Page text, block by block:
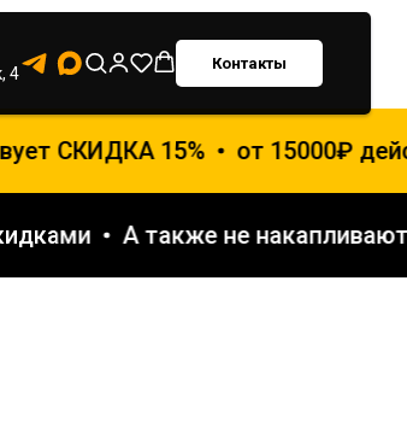
4
Контакты
СКИДКА 15% от 15000₽
А также не